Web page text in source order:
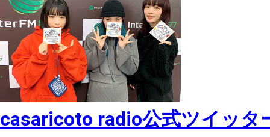
casaricoto radio公式ツイッタ